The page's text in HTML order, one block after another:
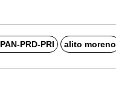
PRD-PRI alito moreno